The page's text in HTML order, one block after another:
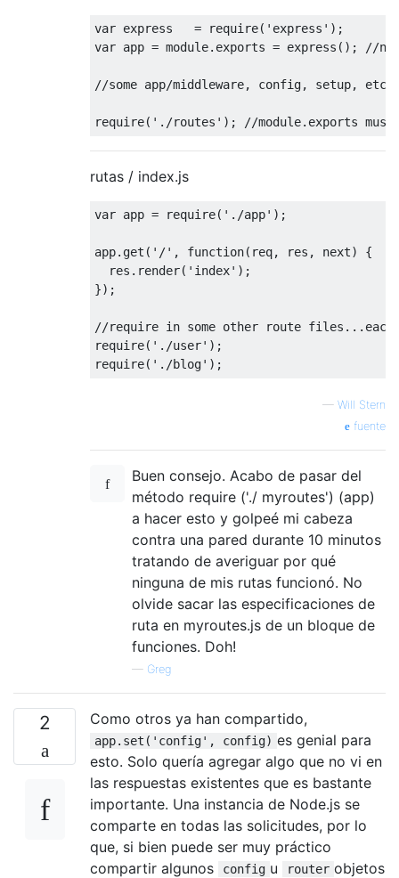
var express   = require( 'express'
var app = module.exports = express(); //
//some app/middleware, config, setup,
require( './routes' ); //module.exports
rutas / index.js
var app = require( './app' );
app.get( '/' , function( req, res, next) {
  res.render(
'index' );
});
//require in some other route files...each
require( './user'
require( './blog'
— Will Stern
fuente
Buen consejo. Acabo de pasar del
método require ('./ myroutes') (app)
a hacer esto y golpeé mi cabeza
contra una pared durante 10 minutos
tratando de averiguar por qué
ninguna de mis rutas funcionó. No
olvide sacar las especificaciones de
ruta en myroutes.js de un bloque de
funciones. Doh!
— Greg
2 Como otros ya han compartido,
app.set('config', config) es genial para
esto. Solo quería agregar algo que no vi en
las respuestas existentes que es bastante
importante. Una instancia de Node.js se
comparte en todas las solicitudes, por lo
que, si bien puede ser muy práctico
compartir algunos
config u router objetos